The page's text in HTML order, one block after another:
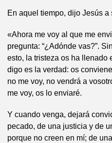
En aquel tiempo, dijo Jesús a
«Ahora me voy al que me
pregunta: “¿Adónde vas?”.
esto, la tristeza os ha llenado
digo es la verdad: os
no me voy, no vendrá a
me voy, os lo enviaré.
Y cuando venga, dejará
pecado, de una justicia y de
porque no creen en mí; de